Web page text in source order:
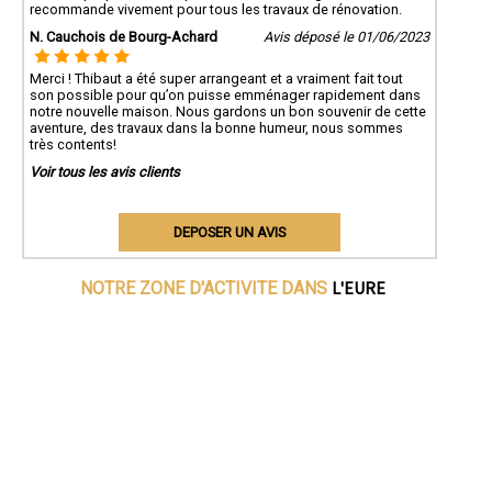
recommande vivement pour tous les travaux de rénovation.
N. Cauchois de Bourg-Achard
Avis déposé le 01/06/2023
Merci ! Thibaut a été super arrangeant et a vraiment fait tout
son possible pour qu’on puisse emménager rapidement dans
notre nouvelle maison. Nous gardons un bon souvenir de cette
aventure, des travaux dans la bonne humeur, nous sommes
très contents!
Voir tous les avis clients
DEPOSER UN AVIS
NOTRE ZONE D'ACTIVITE DANS L'EURE